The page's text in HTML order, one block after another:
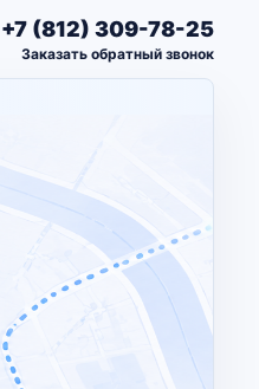
+7 (812) 309-78-25
Заказать обратный звонок